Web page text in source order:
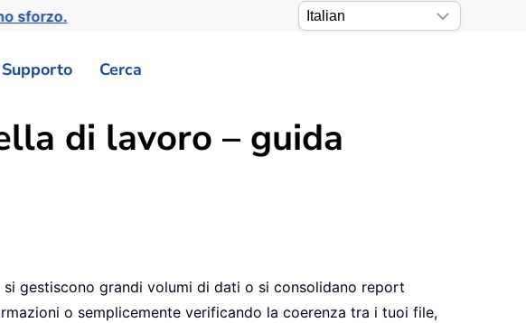
sforzo.
Supporto Cerca
di lavoro – guida
gestiscono grandi volumi di dati o si consolidano report
o semplicemente verificando la coerenza tra i tuoi file,